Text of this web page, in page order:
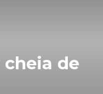
de